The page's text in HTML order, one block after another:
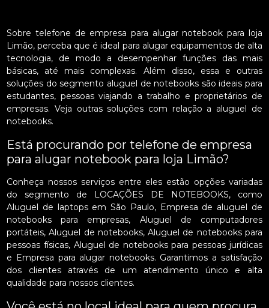
Sobre telefone de empresa para alugar notebook para loja
Limão, perceba que é ideal para alugar equipamentos de alta
tecnologia, de modo a desempenhar funções das mais
básicas, até mais complexas. Além disso, essa e outras
soluções do segmento aluguel de notebooks são ideais para
estudantes, pessoas viajando a trabalho e proprietários de
empresas. Veja outras soluções com relação a aluguel de
notebooks.
Está procurando por telefone de empresa
para alugar notebook para loja Limão?
Conheça nossos serviços entre eles estão opções variadas
do segmento de LOCAÇÕES DE NOTEBOOKS, como
Aluguel de laptops em São Paulo, Empresa de aluguel de
notebooks para empresas, Aluguel de computadores
portáteis, Aluguel de notebooks, Aluguel de notebooks para
pessoas físicas, Aluguel de notebooks para pessoas jurídicas
e Empresa para alugar notebooks. Garantimos a satisfação
dos clientes através de um atendimento único e alta
qualidade para nossos clientes.